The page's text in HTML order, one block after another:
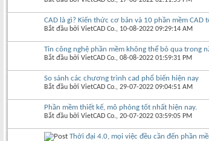
CAD là gì? Kiến thức cơ bản và 10 phần mềm
Bắt đầu bởi VietCAD Co.‎, 10-08-2022 09:29:14 AM
Tin công nghệ phần mềm không thể bỏ qua trong
Bắt đầu bởi VietCAD Co.‎, 08-08-2022 01:59:31 PM
So sánh các chương trình cad phổ biến hiện nay
Bắt đầu bởi VietCAD Co.‎, 29-07-2022 09:04:51 AM
Phần mềm thiết kế, mô phỏng tốt nhất hiện nay.
Bắt đầu bởi VietCAD Co.‎, 20-07-2022 03:59:05 PM
Thời đại 4.0, mọi việc đều cần đến phần